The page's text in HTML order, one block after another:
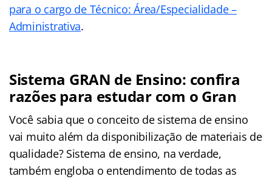
para o cargo de Técnico: Área/Especialidade –
Administrativa.
Sistema GRAN de Ensino: confira
razões para estudar com o Gran
Você sabia que o conceito de sistema de ensino
vai muito além da disponibilização de materiais de
qualidade? Sistema de ensino, na verdade,
também engloba o entendimento de todas as